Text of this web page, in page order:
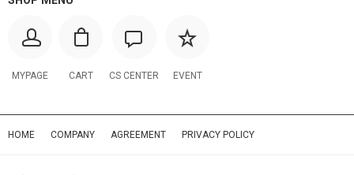
MYPAGE CART CS CENTER EVENT
HOME COMPANY AGREEMENT PRIVACY POLICY